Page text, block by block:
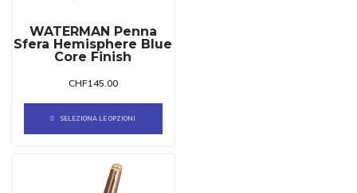
WATERMAN Penna
Sfera Hemisphere Blue
Core Finish
CHF145.00
SELEZIONA LE OPZIONI